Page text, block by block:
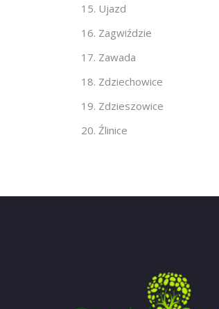
Ujazd
Zagwiździe
Zawada
Zdziechowice
Zdzieszowice
Źlinice